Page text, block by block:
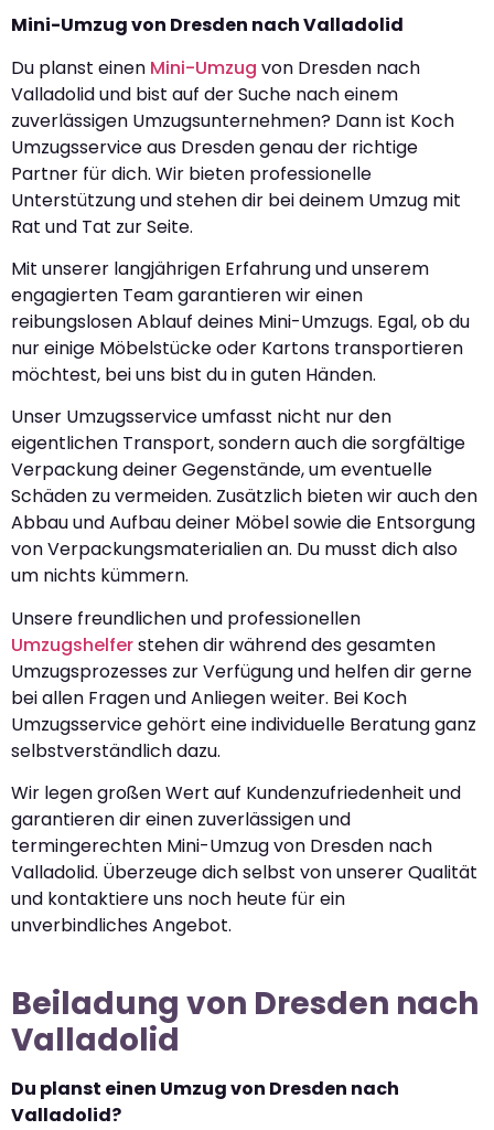
Mini-Umzug von Dresden nach Valladolid
Du planst einen Mini-Umzug von Dresden nach
Valladolid und bist auf der Suche nach einem
zuverlässigen Umzugsunternehmen? Dann ist Koch
Umzugsservice aus Dresden genau der richtige
Partner für dich. Wir bieten professionelle
Unterstützung und stehen dir bei deinem Umzug mit
Rat und Tat zur Seite.
Mit unserer langjährigen Erfahrung und unserem
engagierten Team garantieren wir einen
reibungslosen Ablauf deines Mini-Umzugs. Egal, ob du
nur einige Möbelstücke oder Kartons transportieren
möchtest, bei uns bist du in guten Händen.
Unser Umzugsservice umfasst nicht nur den
eigentlichen Transport, sondern auch die sorgfältige
Verpackung deiner Gegenstände, um eventuelle
Schäden zu vermeiden. Zusätzlich bieten wir auch den
Abbau und Aufbau deiner Möbel sowie die Entsorgung
von Verpackungsmaterialien an. Du musst dich also
um nichts kümmern.
Unsere freundlichen und professionellen
Umzugshelferstehen dir während des gesamten
Umzugsprozesses zur Verfügung und helfen dir gerne
bei allen Fragen und Anliegen weiter. Bei Koch
Umzugsservice gehört eine individuelle Beratung ganz
selbstverständlich dazu.
Wir legen großen Wert auf Kundenzufriedenheit und
garantieren dir einen zuverlässigen und
termingerechten Mini-Umzug von Dresden nach
Valladolid. Überzeuge dich selbst von unserer Qualität
und kontaktiere uns noch heute für ein
unverbindliches Angebot.
Beiladung von Dresden nach
Valladolid
Du planst einen Umzug von Dresden nach
Valladolid?